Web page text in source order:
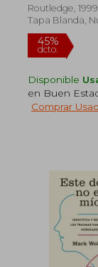
Routledge,
Tapa Blanda,
45%
dcto.
Disponible
en Buen
Comprar